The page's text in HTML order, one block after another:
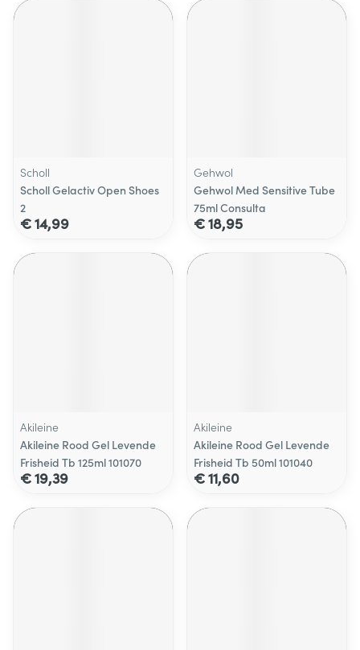
Scholl
Scholl Gelactiv Open Shoes
2
€ 14,99
Gehwol
Gehwol Med Sensitive Tube
75ml Consulta
€ 18,95
Akileine
Akileine Rood Gel Levende
Frisheid Tb 125ml 101070
€ 19,39
Akileine
Akileine Rood Gel Levende
Frisheid Tb 50ml 101040
€ 11,60